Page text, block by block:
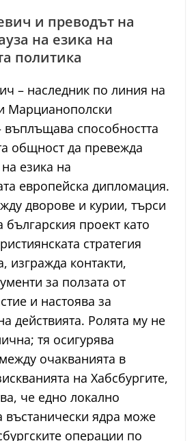
и преводът на
на езика на
политика
– наследник по линия на
Марцианополски
въплъщава способността
общност да превежда
езика на
европейска дипломация.
дворове и курии, търси
проект като
стратегия
изгражда контакти,
за ползата от
и настоява за
действията. Ролята му не
тя осигурява
очакванията в
на Хабсбургите,
че едно локално
въстанически ядра може
операции по